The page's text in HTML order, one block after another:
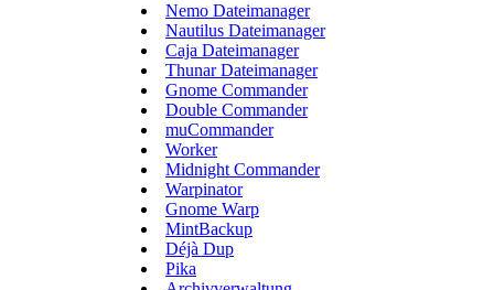
Nemo Dateimanager
Nautilus Dateimanager
Caja Dateimanager
Thunar Dateimanager
Gnome Commander
Double Commander
muCommander
Worker
Midnight Commander
Warpinator
Gnome Warp
MintBackup
Déjà Dup
Pika